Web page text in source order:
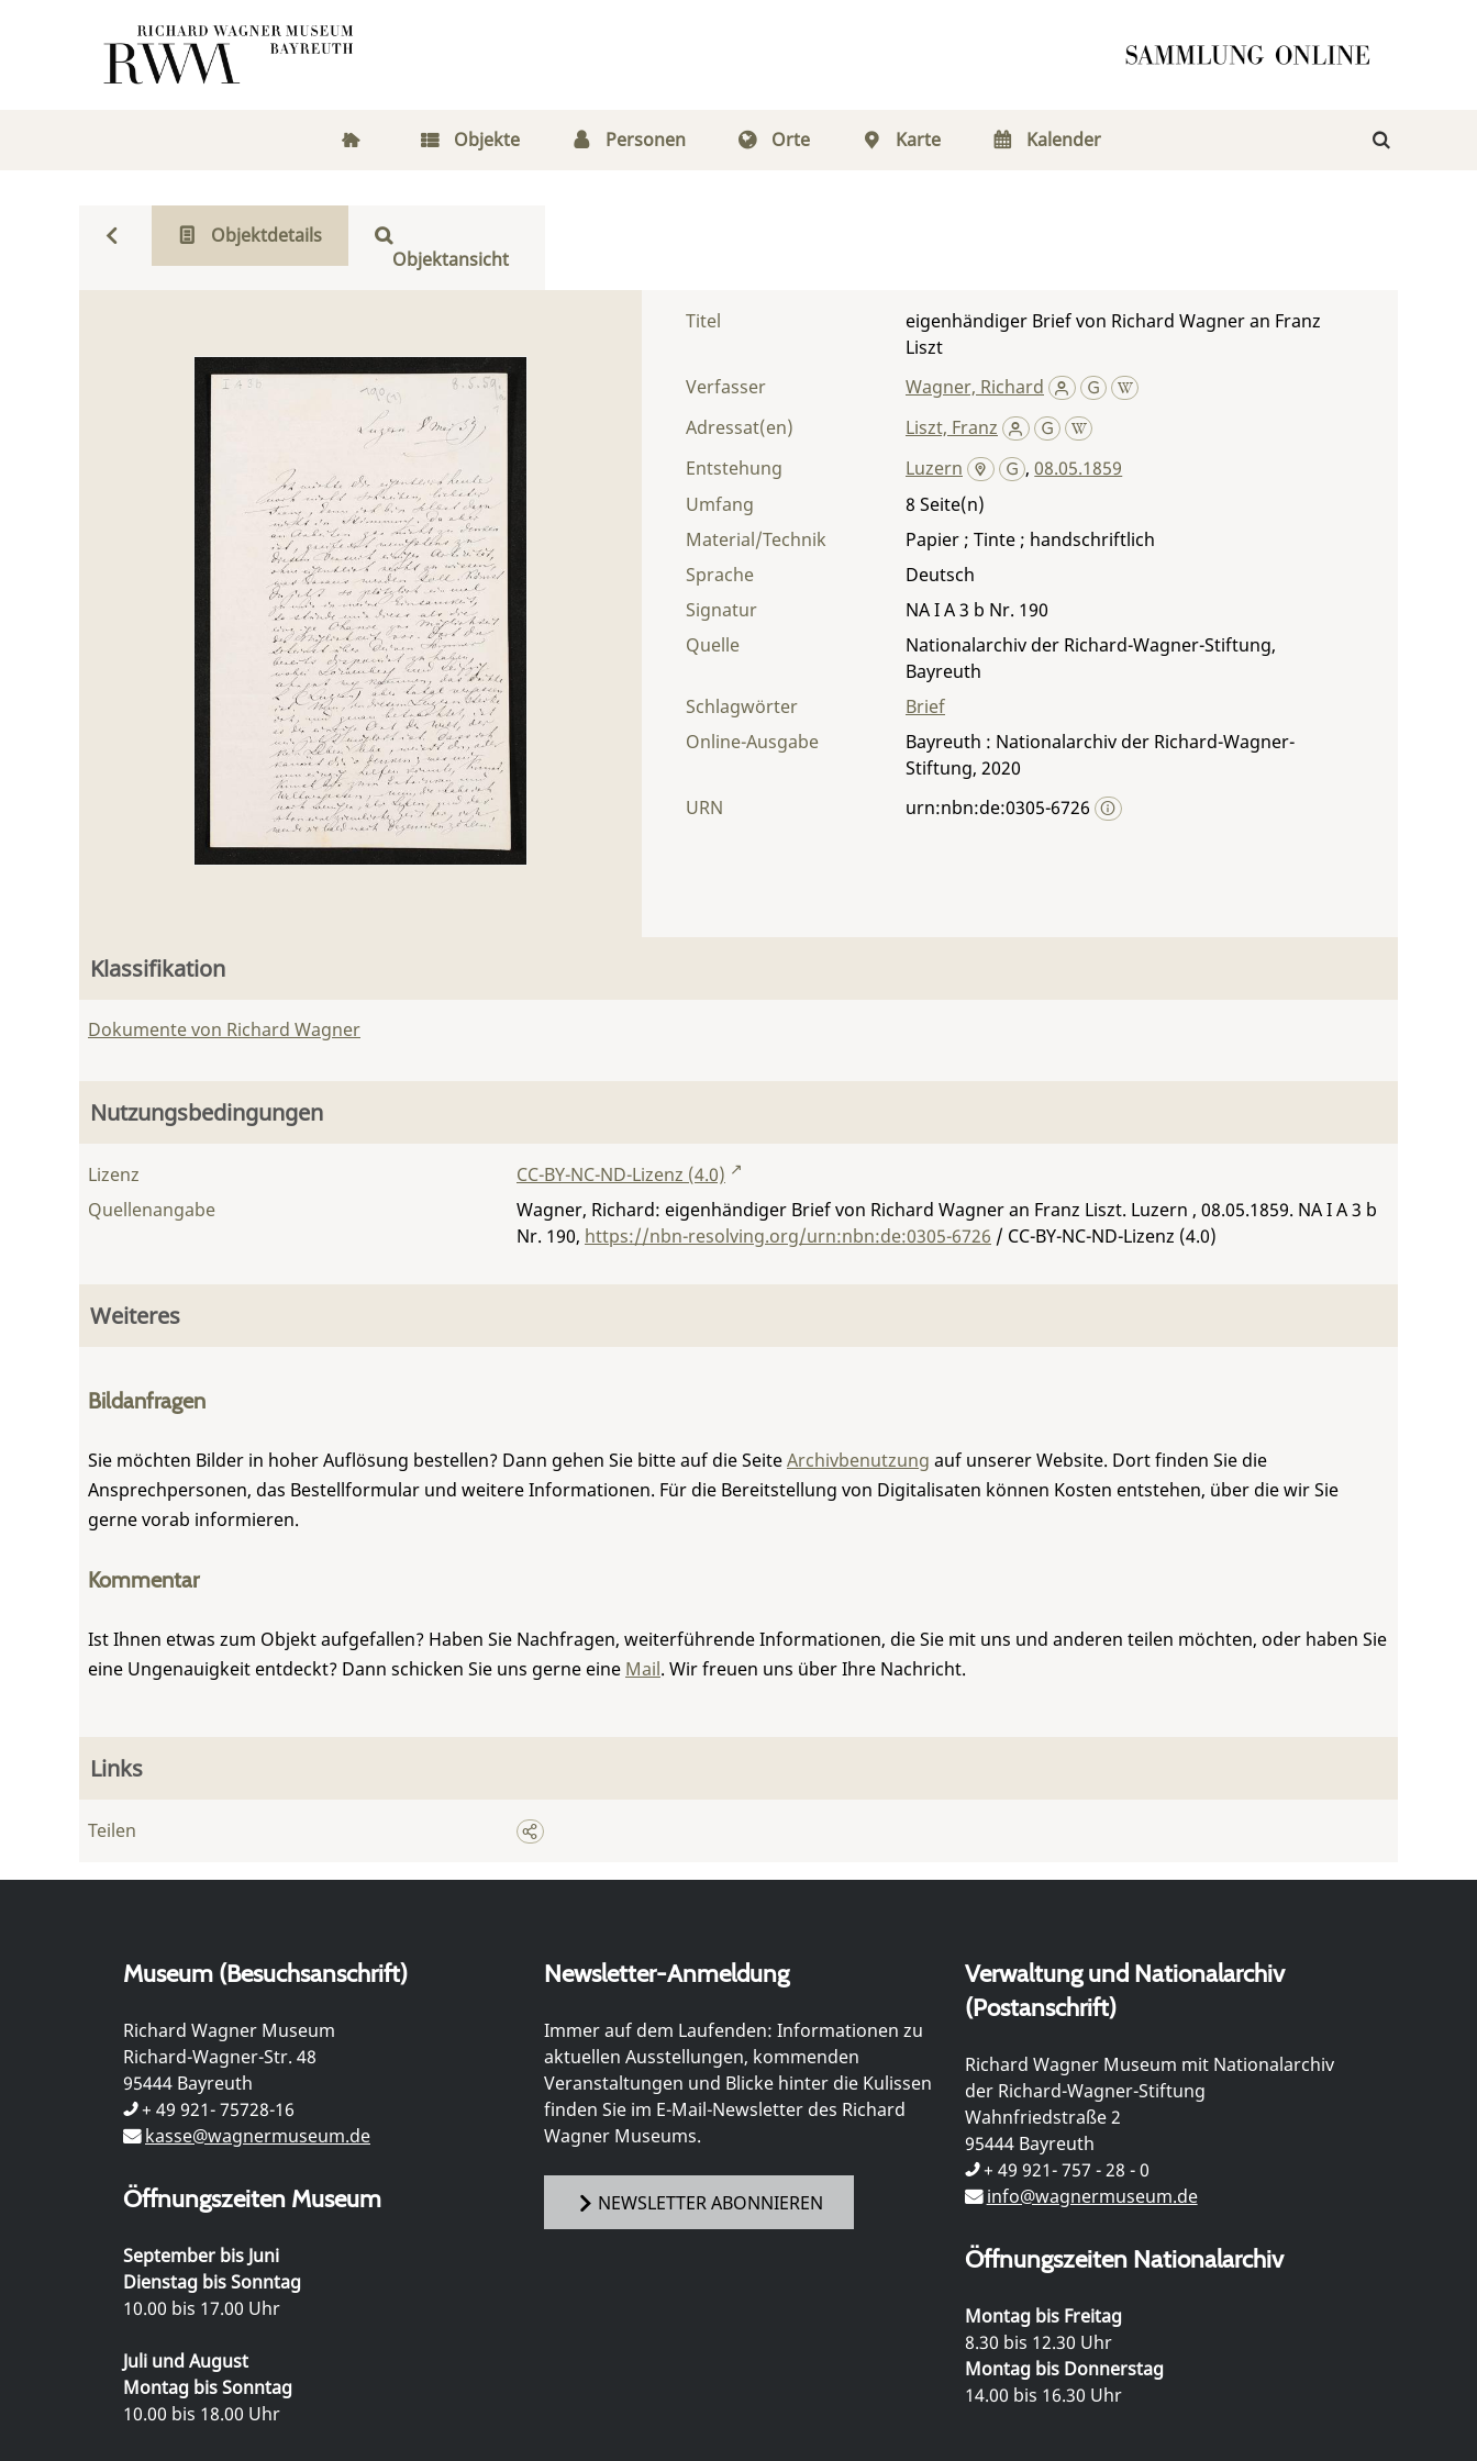
Objekte Personen Orte Karte Kalender
Objektdetails
Objektansicht
Titel
eigenhändiger Brief von Richard Wagner an Franz
Liszt
Verfasser
Wagner, Richard
Adressat(en)
Liszt, Franz
Entstehung
Luzern ,08.05.1859
Umfang
8
Material/Technik
Papier ; Tinte ; handschriftlich
Sprache
Deutsch
Signatur
NA I A 3 b Nr. 190
Quelle
Nationalarchiv der Richard-Wagner-Stiftung,
Bayreuth
Schlagwörter
Brief
Online-Ausgabe
Bayreuth : Nationalarchiv der Richard-Wagner-
Stiftung, 2020
URN
urn:nbn:de:0305-6726
Klassifikation
Dokumente von Richard Wagner
Nutzungsbedingungen
Lizenz
CC-BY-NC-ND-Lizenz (4.0)
Quellenangabe
Wagner, Richard: eigenhändiger Brief von Richard Wagner an Franz Liszt. Luzern , 08.05.1859. NA I A 3 b
Nr. 190, https://nbn-resolving.org/urn:nbn:de:0305-6726 / CC-BY-NC-ND-Lizenz (4.0)
Weiteres
Bildanfragen
Sie möchten Bilder in hoher Auflösung bestellen? Dann gehen Sie bitte auf die SeiteArchivbenutzung auf unserer Website. Dort finden Sie die
Ansprechpersonen, das Bestellformular und weitere Informationen. Für die Bereitstellung von Digitalisaten können Kosten entstehen, über die wir Sie
gerne vorab informieren.
Kommentar
Ist Ihnen etwas zum Objekt aufgefallen? Haben Sie Nachfragen, weiterführende Informationen, die Sie mit uns und anderen teilen möchten, oder haben Sie
eine Ungenauigkeit entdeckt? Dann schicken Sie uns gerne eine Mail. Wir freuen uns über Ihre Nachricht.
Links
Teilen
Museum (Besuchsanschrift)
Richard Wagner Museum
Richard-Wagner-Str. 48
95444 Bayreuth
+ 49 921- 75728-16
kasse@wagnermuseum.de
Öffnungszeiten Museum
September bis Juni
Dienstag bis Sonntag
10.00 bis 17.00 Uhr
Juli und August
Montag bis Sonntag
10.00 bis 18.00 Uhr
Newsletter-Anmeldung
Immer auf dem Laufenden: Informationen zu
aktuellen Ausstellungen, kommenden
Veranstaltungen und Blicke hinter die Kulissen
finden Sie im E-Mail-Newsletter des Richard
Wagner Museums.
NEWSLETTER ABONNIEREN
Verwaltung und Nationalarchiv
(Postanschrift)
Richard Wagner Museum mit Nationalarchiv
der Richard-Wagner-Stiftung
Wahnfriedstraße 2
95444 Bayreuth
+ 49 921- 757 - 28 - 0
info@wagnermuseum.de
Öffnungszeiten Nationalarchiv
Montag bis Freitag
8.30 bis 12.30 Uhr
Montag bis Donnerstag
14.00 bis 16.30 Uhr